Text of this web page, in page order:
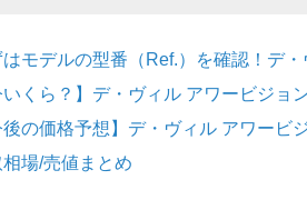
はモデルの型番（Ref.）を確認！デ
いくら？】デ・ヴィル アワービジ
後の価格予想】デ・ヴィル アワー
相場/売値まとめ